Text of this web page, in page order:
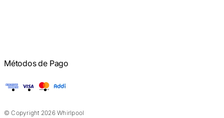
Métodos de Pago
American Express
Visa Mastercard
© Copyright 2026 Whirlpool